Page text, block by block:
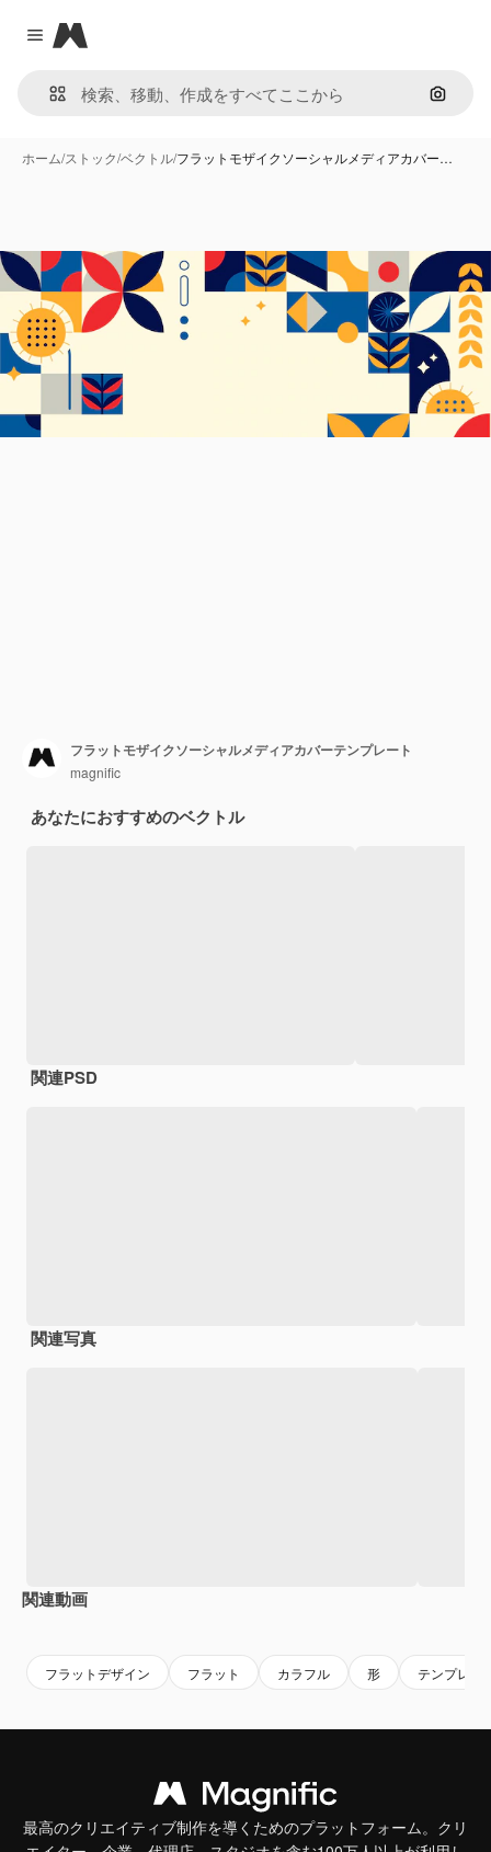
Close menu
Magnific
画像で
ホーム/ストック/ベクトル/フラットモザイクソーシャルメディアカバー…
フラットモザイクソーシャルメディアカバーテンプレート
magnific
あなたにおすすめのベクトル
関連PSD
関連写真
関連動画
フラットデザイン フラット カラフル 形 テンプレー
最高のクリエイティブ制作を導くためのプラットフォーム。クリ